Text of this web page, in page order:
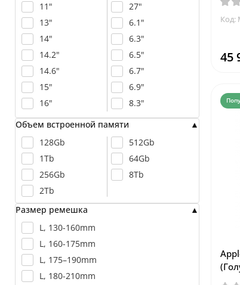
11"
13"
14"
14.2"
14.6"
15"
16"
27"
6.1"
6.3"
6.5"
6.7"
6.9"
8.3"
Объем встроенной памяти
128Gb
1Tb
256Gb
2Tb
512Gb
64Gb
8Tb
Размер ремешка
L, 130-160mm
L, 160-175mm
L, 175–190mm
L, 180-210mm
Код:
45